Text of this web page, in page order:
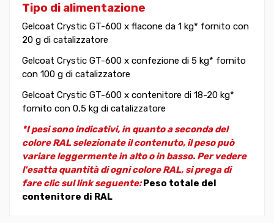
Tipo di alimentazione
Gelcoat Crystic GT-600 x flacone da 1 kg* fornito con
20 g di catalizzatore
Gelcoat Crystic GT-600 x confezione di 5 kg* fornito
con 100 g di catalizzatore
Gelcoat Crystic GT-600 x contenitore di 18-20 kg*
fornito con 0,5 kg di catalizzatore
*I pesi sono indicativi, in quanto a seconda del
colore RAL selezionate il contenuto, il peso può
variare leggermente in alto o in basso. Per vedere
l'esatta quantità di ogni colore RAL, si prega di
fare clic sul link seguente:Peso totale del
contenitore di RAL